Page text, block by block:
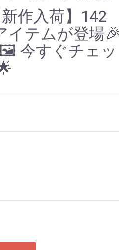
問い合わせ先
作入荷】142
イテムが登場🎉
今すぐチェッ